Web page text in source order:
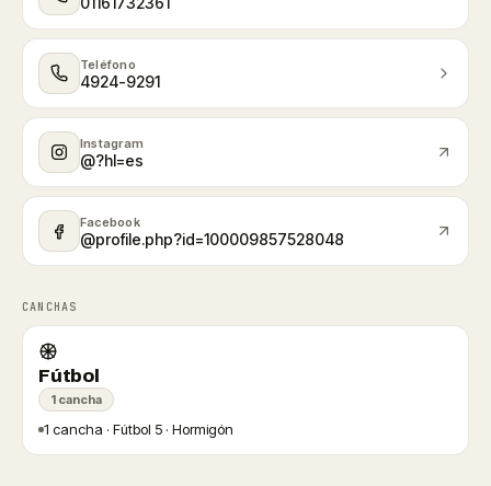
Teléfono
4924-9291
Instagram
@?hl=es
Facebook
@profile.php?id=100009857528048
CANCHAS
Fútbol
1 cancha
1 cancha · Fútbol 5 · Hormigón